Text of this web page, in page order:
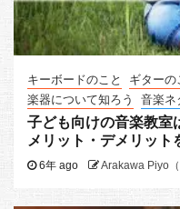
キーボードのこと ギターの
楽器について知ろう
音楽ネ
子ども向けの音楽教室
メリット・デメリット
6年 ago Arakawa Piyo（